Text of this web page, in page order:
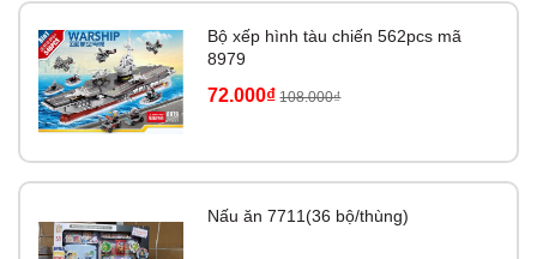
Bộ xếp hình tàu chiến 562pcs mã
8979
72.000₫ 108.000₫
Nấu ăn 7711(36 bộ/thùng)